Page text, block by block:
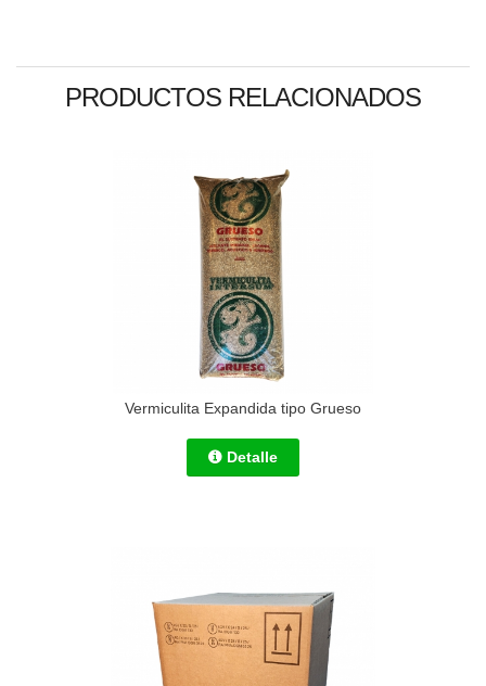
PRODUCTOS RELACIONADOS
Vermiculita Expandida tipo Grueso
Detalle